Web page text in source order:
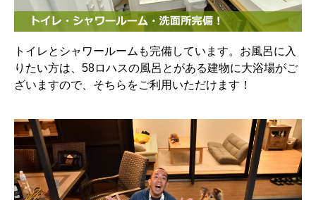
トイレとシャワールームも完備しています。お風呂に入
りたい方は、58ロハスの風呂とがある建物に大浴場がご
ざいますので、そちらをご利用いただけます！